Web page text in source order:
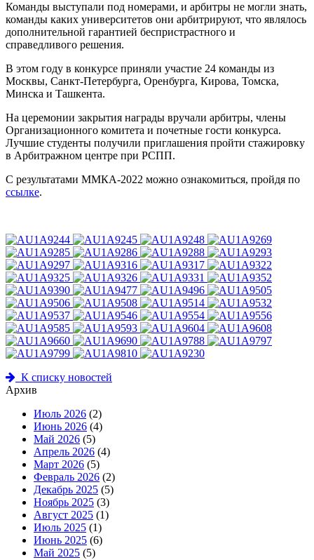
Команды выступали под номерами, и арбитры не могли знать,
команды каких университетов они арбитрируют, что являлось
дополнительной гарантией беспристрастного и
справедливого решения.
В этом году в конкурсе приняли участие 24 команды из
Москвы, Санкт-Петербурга, Оренбурга, Кирова, Томска,
Минска и Ташкента.
На церемонии закрытия награды вручали арбитры, члены
Организационного комитета и почетные гости конкурса.
Лучшие студенты получили приглашения пройти стажировку
в Арбитражном центре при РСПП.
С результатами ММКА-2022 можно ознакомиться, пройдя по
ссылке.
К списку новостей
Архив
Июль 2026 (2)
Июнь 2026 (4)
Май 2026 (5)
Апрель 2026 (4)
Март 2026 (5)
Февраль 2026 (2)
Декабрь 2025 (5)
Ноябрь 2025 (3)
Август 2025 (1)
Июль 2025 (1)
Июнь 2025 (6)
Май 2025 (5)